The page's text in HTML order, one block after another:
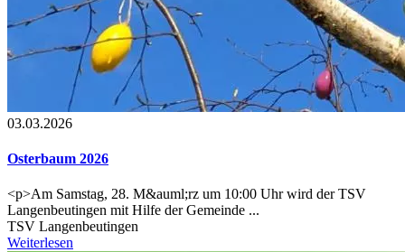
03.03.2026
Osterbaum 2026
<p>Am Samstag, 28. M&auml;rz um 10:00 Uhr wird der TSV
Langenbeutingen mit Hilfe der Gemeinde ...
TSV Langenbeutingen
Weiterlesen